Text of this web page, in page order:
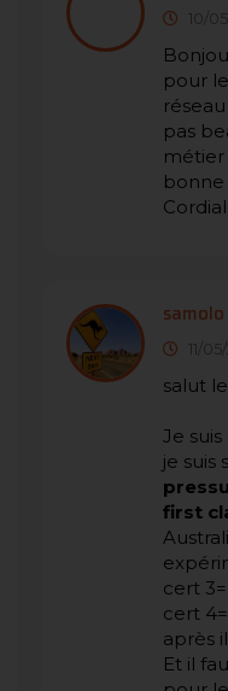
10/
pour
réseau
pas
métier
samolo
11/
salut
Je
je suis
first
cert
cert
après
Et il